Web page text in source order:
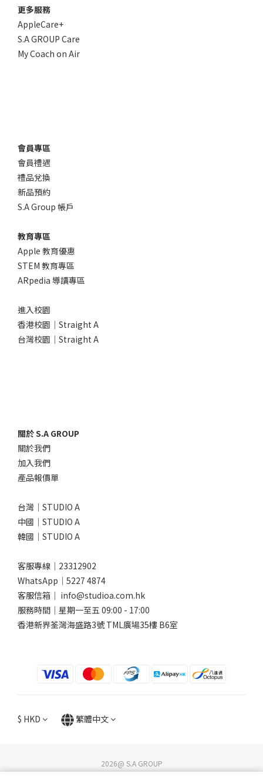
更多服務
AppleCare+
S.A GROUP Care
My Coach on Air
會員專區
會員禮遇
禮品兌換
新品預約
S.A Group 帳戶
教育專區
Apple 教育優惠
STEM 教育專區
ARpedia 導讀專區
進入校園
香港校園｜Straight A
台灣校園｜Straight A
關於 S.A GROUP
關於我們
加入我們
產品報價單
台灣｜STUDIO A
中國｜STUDIO A
韓國｜STUDIO A
客服專線｜23312902
WhatsApp｜ 5227 4874
客服信箱｜ info@studioa.com.hk
服務時間｜星期一至五 09:00 - 17:00
香港新界荃灣海盛路3號 TML廣場35樓 B6室
$ HKD 繁體中文
2026@ S.A GROUP